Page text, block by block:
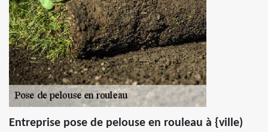
Entreprise pose de pelouse en rouleau à {ville)